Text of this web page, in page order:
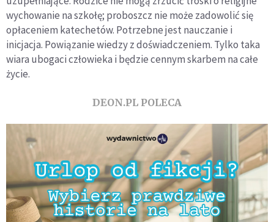
wychowanie na szkołę; proboszcz nie może zadowolić się
opłaceniem katechetów. Potrzebne jest nauczanie i
inicjacja. Powiązanie wiedzy z doświadczeniem. Tylko taka
wiara ubogaci człowieka i będzie cennym skarbem na całe
życie.
DEON.PL POLECA